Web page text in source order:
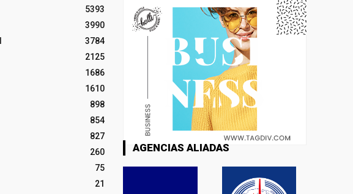
5393
3990
3784
2125
1686
1610
898
854
827
260
75
21
AGENCIAS ALIADAS